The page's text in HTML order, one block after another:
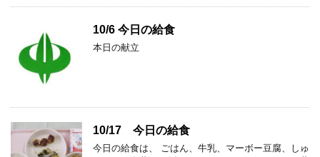
10/6 今日の給食
本日の献立
10/17 今日の給食
今日の給食は、 ごはん、牛乳、マーボー豆腐、しゅ